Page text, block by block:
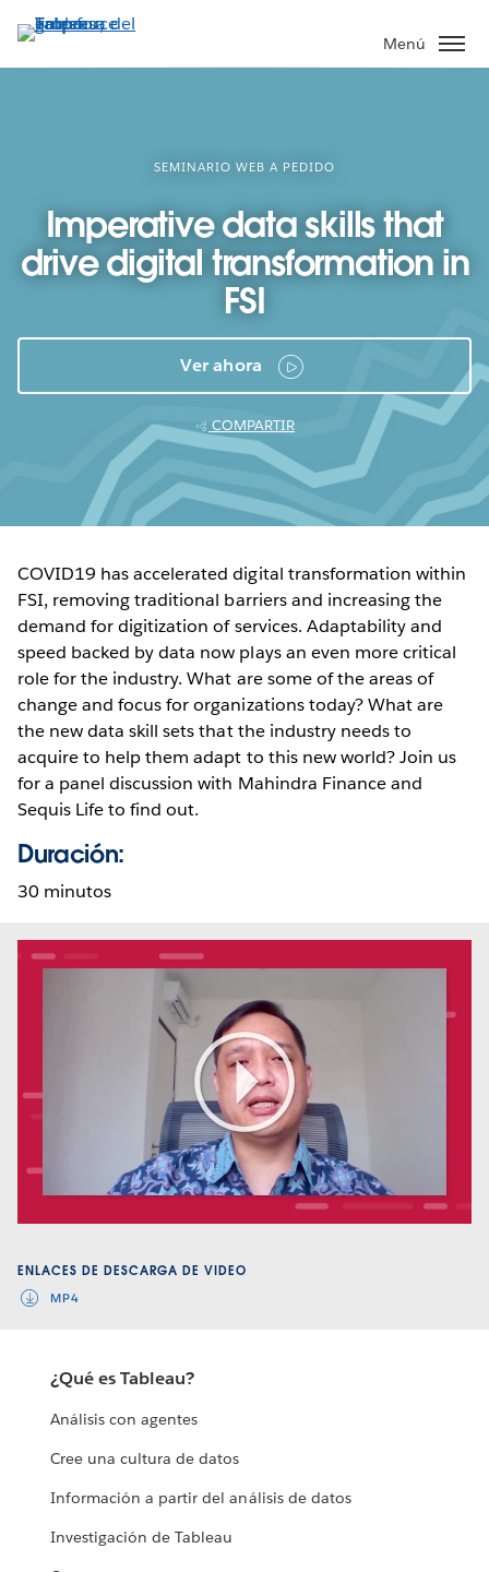
contenido
Menú
SEMINARIO WEB A PEDIDO
Imperative data skills that
drive digital transformation in
FSI
Ver ahora
COMPARTIR
COVID19 has accelerated digital transformation within
FSI, removing traditional barriers and increasing the
demand for digitization of services. Adaptability and
speed backed by data now plays an even more critical
role for the industry. What are some of the areas of
change and focus for organizations today? What are
the new data skill sets that the industry needs to
acquire to help them adapt to this new world? Join us
for a panel discussion with Mahindra Finance and
Sequis Life to find out.
Duración:
30 minutos
Play
Video
ENLACES DE DESCARGA DE VIDEO
MP4
¿Qué es Tableau?
Análisis con agentes
Cree una cultura de datos
Información a partir del análisis de datos
Investigación de Tableau